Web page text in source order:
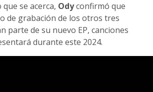
se acerca, Odyconfirmó que
de grabación de los otros tres
parte de su nuevo EP, canciones
durante este 2024.